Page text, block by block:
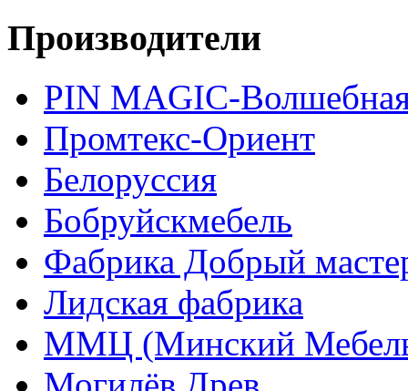
Производители
PIN MAGIС-
Промтекс-Ориент
Белоруссия
Бобруйскмебель
Фабрика Добрый
Лидская фабрика
ММЦ (Минский